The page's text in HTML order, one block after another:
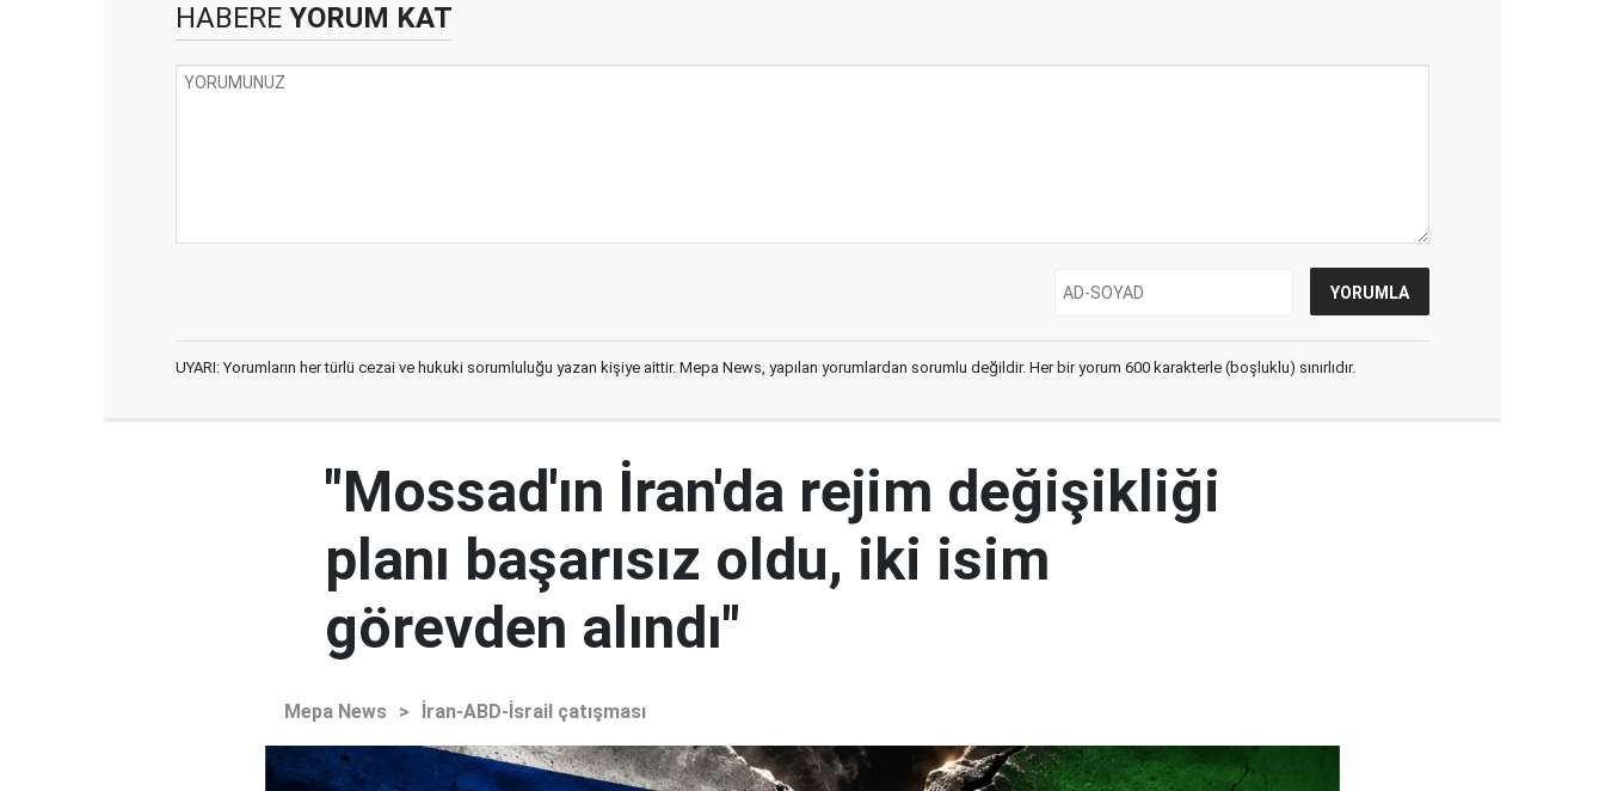
HABERE YORUM KAT
UYARI: Yorumların her türlü cezai ve hukuki sorumluluğu yazan kişiye aittir. Mepa News, yapılan yorumlardan sorumlu değildir. Her bir yorum 600 karakterle (boşluklu) sınırlıdır.
"Mossad'ın İran'da rejim değişikliği
planı başarısız oldu, iki isim
görevden alındı"
Mepa News > İran-ABD-İsrail çatışması